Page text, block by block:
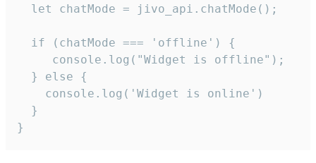
  let chatMode = jivo_api.chatMode();
  if (chatMode === 'offline') {
     console.log("Widget is offline");
  } else {
    console.log('Widget is online')
  }
}